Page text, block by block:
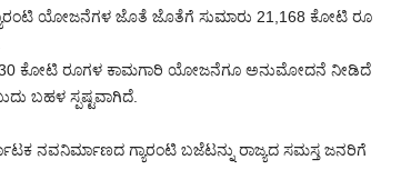
ಯೋಜನೆಗಳ ಜೊತೆ ಜೊತೆಗೆ ಸುಮಾರು 21,168 ಕೋಟಿ ರೂ
ಕೋಟಿ ರೂಗಳ ಕಾಮಗಾರಿ ಯೋಜನೆಗೂ ಅನುಮೋದನೆ ನೀಡಿದೆ
ಬಹಳ ಸ್ಪಷ್ಟವಾಗಿದೆ.
ನವನಿರ್ಮಾಣದ ಗ್ಯಾರಂಟಿ ಬಜೆಟನ್ನು ರಾಜ್ಯದ ಸಮಸ್ತ ಜನರಿಗೆ